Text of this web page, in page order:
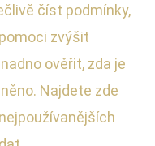
číst podmínky,
zvýšit
ověřit, zda je
Najdete zde